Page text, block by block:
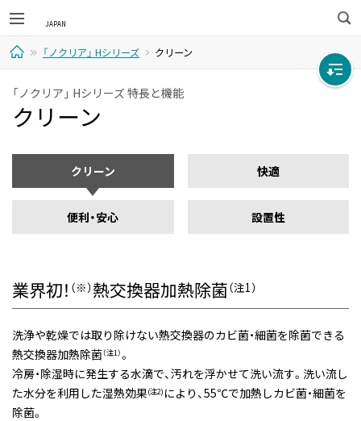
検
索
ー
「ノクリア」 Hシリーズ クリーン
「ノクリア」 Hシリーズ 特長と機能
クリーン
クリーン 快適
便利・安心 設置性
業界初！ （※）熱交換器加熱除菌（注1）
洗浄や乾燥では取り除けない熱交換器のカビ菌・細菌を除菌できる
熱交換器加熱除菌（注1）。
冷房・除湿時に発生する水滴で、汚れを浮かせて洗い流す。洗い流し
た水分を利用した湿熱効果(注2) により、55℃で加熱しカビ菌・細菌を
除菌。